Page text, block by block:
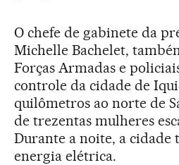
O chefe de gabinete da
Michelle Bachelet,
Forças Armadas e
controle da cidade de
quilômetros ao norte de
de trezentas mulheres
Durante a noite, a cidade
energia elétrica.